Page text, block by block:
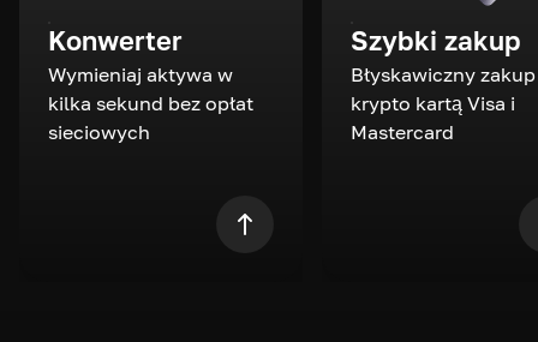
Konwerter
Wymieniaj aktywa w
kilka sekund bez opłat
sieciowych
Szybki zakup
Błyskawiczny zakup
krypto kartą Visa i
Mastercard